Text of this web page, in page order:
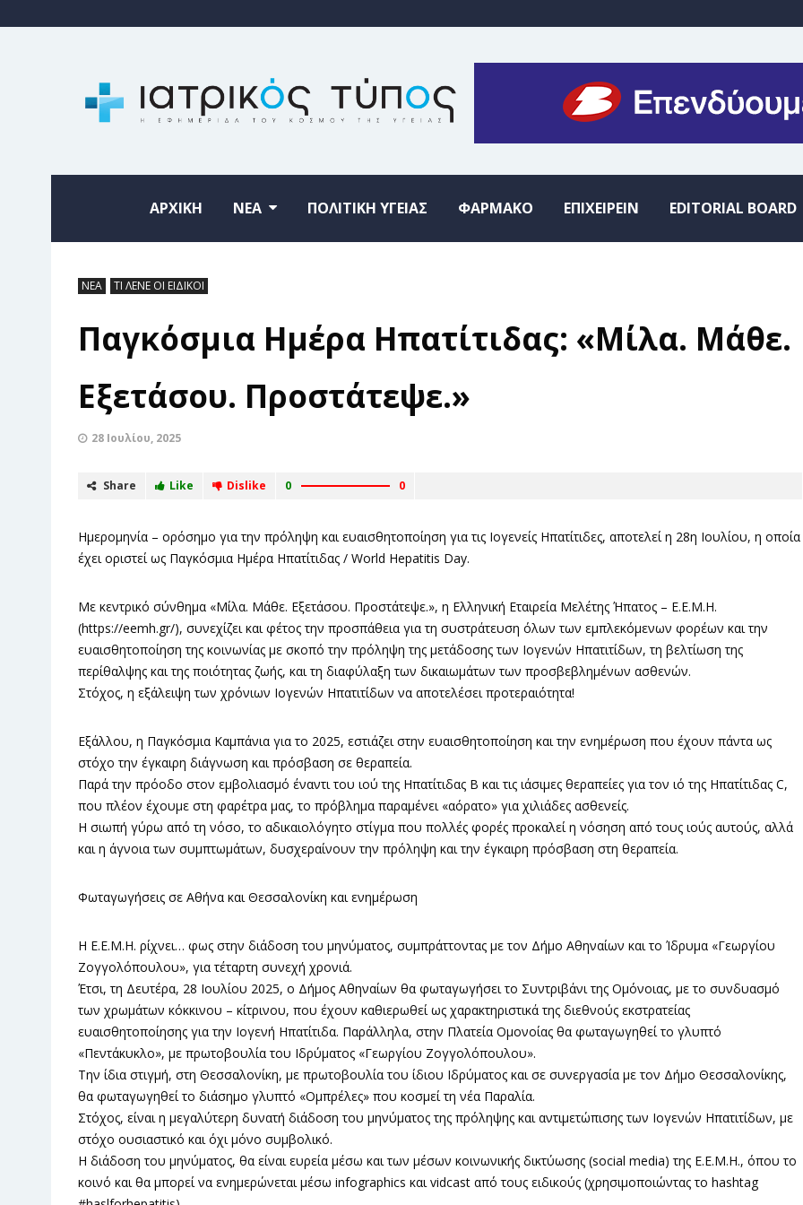
ΑΡΧΙΚΗ ΝΕΑ ΠΟΛΙΤΙΚΗ ΥΓΕΙΑΣ ΦΑΡΜΑΚΟ ΕΠΙΧΕΙΡΕΙΝ EDITORIAL BOARD
ΝΕΑ ΤΙ ΛΕΝΕ ΟΙ ΕΙΔΙΚΟΙ
Παγκόσμια Ημέρα Ηπατίτιδας: «Μίλα. Μάθε.
Εξετάσου. Προστάτεψε.»
28 Ιουλίου, 2025
Share Like Dislike 0 0
Ημερομηνία – ορόσημο για την πρόληψη και ευαισθητοποίηση για τις Ιογενείς Ηπατίτιδες, αποτελεί η 28η Ιουλίου, η οποία
έχει οριστεί ως Παγκόσμια Ημέρα Ηπατίτιδας / World Hepatitis Day.
Με κεντρικό σύνθημα «Μίλα. Μάθε. Εξετάσου. Προστάτεψε.», η Ελληνική Εταιρεία Μελέτης Ήπατος – Ε.Ε.Μ.Η.
(https://eemh.gr/), συνεχίζει και φέτος την προσπάθεια για τη συστράτευση όλων των εμπλεκόμενων φορέων και την
ευαισθητοποίηση της κοινωνίας με σκοπό την πρόληψη της μετάδοσης των Ιογενών Ηπατιτίδων, τη βελτίωση της
περίθαλψης και της ποιότητας ζωής, και τη διαφύλαξη των δικαιωμάτων των προσβεβλημένων ασθενών.
Στόχος, η εξάλειψη των χρόνιων Ιογενών Ηπατιτίδων να αποτελέσει προτεραιότητα!
Εξάλλου, η Παγκόσμια Καμπάνια για το 2025, εστιάζει στην ευαισθητοποίηση και την ενημέρωση που έχουν πάντα ως
στόχο την έγκαιρη διάγνωση και πρόσβαση σε θεραπεία.
Παρά την πρόοδο στον εμβολιασμό έναντι του ιού της Ηπατίτιδας Β και τις ιάσιμες θεραπείες για τον ιό της Ηπατίτιδας C,
που πλέον έχουμε στη φαρέτρα μας, το πρόβλημα παραμένει «αόρατο» για χιλιάδες ασθενείς.
Η σιωπή γύρω από τη νόσο, το αδικαιολόγητο στίγμα που πολλές φορές προκαλεί η νόσηση από τους ιούς αυτούς, αλλά
και η άγνοια των συμπτωμάτων, δυσχεραίνουν την πρόληψη και την έγκαιρη πρόσβαση στη θεραπεία.
Φωταγωγήσεις σε Αθήνα και Θεσσαλονίκη και ενημέρωση
Η Ε.Ε.Μ.Η. ρίχνει… φως στην διάδοση του μηνύματος, συμπράττοντας με τον Δήμο Αθηναίων και το Ίδρυμα «Γεωργίου
Ζογγολόπουλου», για τέταρτη συνεχή χρονιά.
Έτσι, τη Δευτέρα, 28 Ιουλίου 2025, ο Δήμος Αθηναίων θα φωταγωγήσει το Συντριβάνι της Ομόνοιας, με το συνδυασμό
των χρωμάτων κόκκινου – κίτρινου, που έχουν καθιερωθεί ως χαρακτηριστικά της διεθνούς εκστρατείας
ευαισθητοποίησης για την Ιογενή Ηπατίτιδα. Παράλληλα, στην Πλατεία Ομονοίας θα φωταγωγηθεί το γλυπτό
«Πεντάκυκλο», με πρωτοβουλία του Ιδρύματος «Γεωργίου Ζογγολόπουλου».
Την ίδια στιγμή, στη Θεσσαλονίκη, με πρωτοβουλία του ίδιου Ιδρύματος και σε συνεργασία με τον Δήμο Θεσσαλονίκης,
θα φωταγωγηθεί το διάσημο γλυπτό «Ομπρέλες» που κοσμεί τη νέα Παραλία.
Στόχος, είναι η μεγαλύτερη δυνατή διάδοση του μηνύματος της πρόληψης και αντιμετώπισης των Ιογενών Ηπατιτίδων, με
στόχο ουσιαστικό και όχι μόνο συμβολικό.
Η διάδοση του μηνύματος, θα είναι ευρεία μέσω και των μέσων κοινωνικής δικτύωσης (social media) της Ε.Ε.Μ.Η., όπου το
κοινό και θα μπορεί να ενημερώνεται μέσω infographics και vidcast από τους ειδικούς (χρησιμοποιώντας το hashtag